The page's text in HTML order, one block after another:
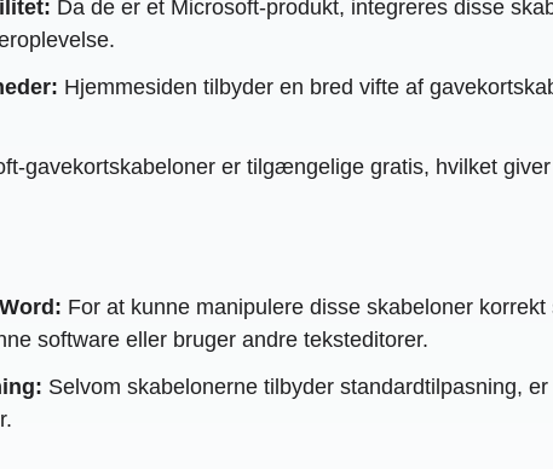
Da de er et Microsoft-produkt, integreres disse
Hjemmesiden tilbyder en bred vifte af
gavekortskabeloner er tilgængelige gratis, hvilket
For at kunne manipulere disse skabeloner
software eller bruger andre teksteditorer.
Selvom skabelonerne tilbyder standardtilpasning,